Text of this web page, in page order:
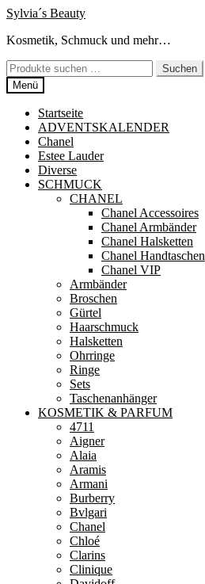
Zur
springen
Zum
springen
Sylvia´s Beauty
Kosmetik, Schmuck und mehr…
Suchen
nach:
Suchen
Menü
Startseite
ADVENTSKALENDER
Chanel
Estee Lauder
Diverse
SCHMUCK
CHANEL
Chanel Accessoires
Chanel Armbänder
Chanel Halsketten
Chanel Handtaschen
Chanel VIP
Armbänder
Broschen
Gürtel
Haarschmuck
Halsketten
Ohrringe
Ringe
Sets
Taschenanhänger
KOSMETIK & PARFUM
4711
Aigner
Alaia
Aramis
Armani
Burberry
Bvlgari
Chanel
Chloé
Clarins
Clinique